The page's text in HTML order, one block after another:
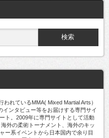
れているMMA( Mixed Martial Arts）
ンタビュー等をお届けする専門サイ
ト。2009年に専門サイトとして活動
外の柔術トーナメント、海外のキッ
ー系イベントから日本国内で余り目